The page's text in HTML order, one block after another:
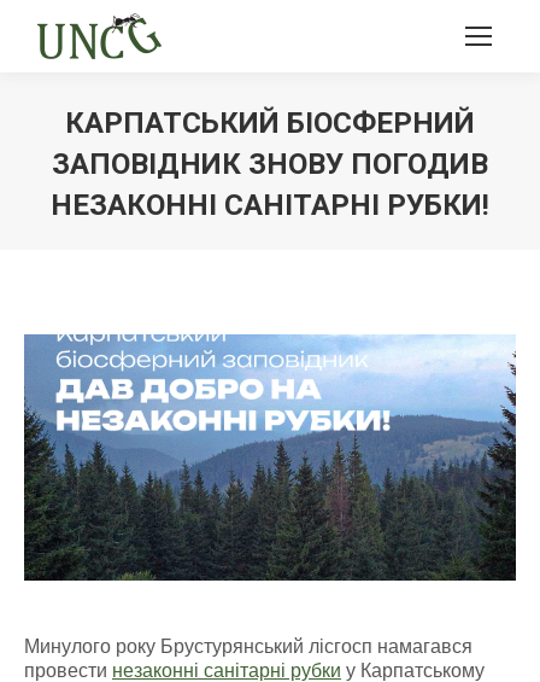
КАРПАТСЬКИЙ БІОСФЕРНИЙ
ЗАПОВІДНИК ЗНОВУ ПОГОДИВ
НЕЗАКОННІ САНІТАРНІ РУБКИ!
Минулого року Брустурянський лісгосп намагався
провести незаконні санітарні рубки у Карпатському